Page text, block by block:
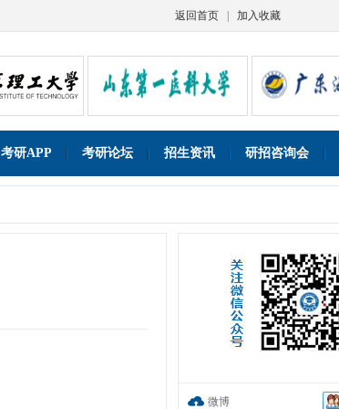
返回首页 加入收藏
考研APP 考研论坛 招生资讯 研招咨询会
微博